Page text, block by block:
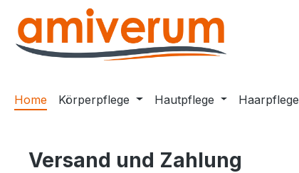
Hauptinhalt springen
Zur Suche springen
Zur Hauptnavigation springen
Home Körperpflege Hautpflege Haarpflege
Versand und Zahlung